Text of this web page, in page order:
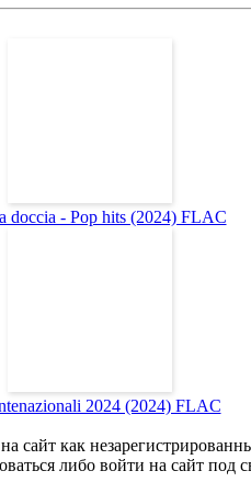
doccia - Pop hits (2024) FLAC
2024 (2024) FLAC
сайт как
либо войти на сайт под